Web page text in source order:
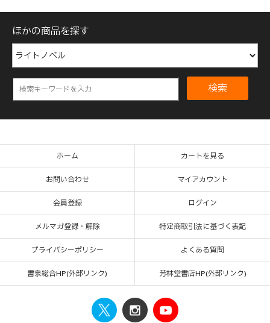
ほかの商品を探す
検索
ホーム カートを見る
お問い合わせ マイアカウント
会員登録 ログイン
メルマガ登録・解除 特定商取引法に基づく表記
プライバシーポリシー よくある質問
書泉総合HP(外部リンク) 芳林堂書店HP(外部リンク)